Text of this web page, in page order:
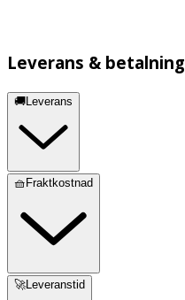
Leverans & betalning
🚚Leverans
🧺Fraktkostnad
🚀Leveranstid